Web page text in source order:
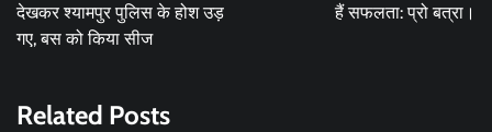
देखकर श्यामपुर पुलिस के होश उड़
गए, बस को किया सीज
हैं सफलता: प्रो बत्रा।
Related Posts